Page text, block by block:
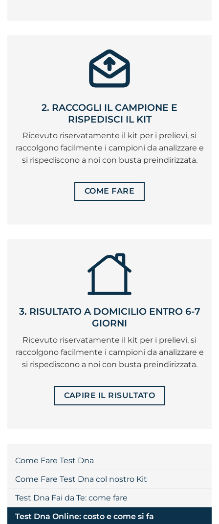
2. RACCOGLI IL CAMPIONE E
RISPEDISCI IL KIT
Ricevuto riservatamente il kit per i prelievi, si
raccolgono facilmente i campioni da analizzare e
si rispediscono a noi con busta preindirizzata.
COME FARE
3. RISULTATO A DOMICILIO ENTRO 6-7
GIORNI
Ricevuto riservatamente il kit per i prelievi, si
raccolgono facilmente i campioni da analizzare e
si rispediscono a noi con busta preindirizzata.
CAPIRE IL RISULTATO
Come Fare Test Dna
Come Fare Test Dna col nostro Kit
Test Dna Fai da Te: come fare
Test Dna Online: costo e come si fa